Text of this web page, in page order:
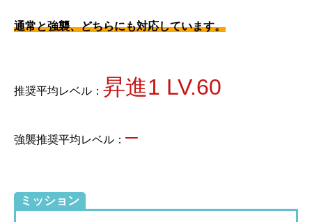
通常と強襲、どちらにも対応しています。
推奨平均レベル： 昇進1 LV.60
強襲推奨平均レベル： –
ミッション